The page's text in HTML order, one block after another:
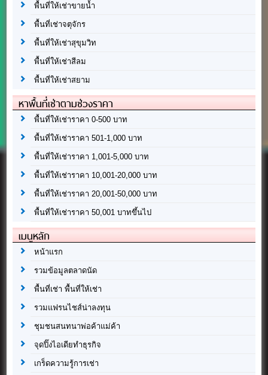
พื้นที่ให้เช่าขายน้ำ
พื้นที่เช่าจตุจักร
พื้นที่ให้เช่าสุขุมวิท
พื้นที่ให้เช่าสีลม
พื้นที่ให้เช่าสยาม
หาพื้นที่เช่าตามช่วงราคา
พื้นที่ให้เช่าราคา 0-500 บาท
พื้นที่ให้เช่าราคา 501-1,000 บาท
พื้นที่ให้เช่าราคา 1,001-5,000 บาท
พื้นที่ให้เช่าราคา 10,001-20,000 บาท
พื้นที่ให้เช่าราคา 20,001-50,000 บาท
พื้นที่ให้เช่าราคา 50,001 บาทขึ้นไป
เมนูหลัก
หน้าแรก
รวมข้อมูลตลาดนัด
พื้นที่เช่า พื้นที่ให้เช่า
รวมแฟรนไชส์น่าลงทุน
ชุมชนสนทนาพ่อค้าแม่ค้า
จุดปิ๊งไอเดียทำธุรกิจ
เกร็ดความรู้การเช่า